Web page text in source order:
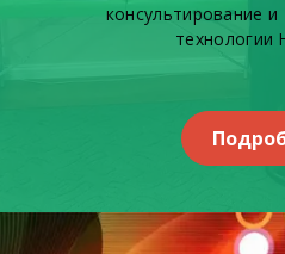
консультирование
технологии